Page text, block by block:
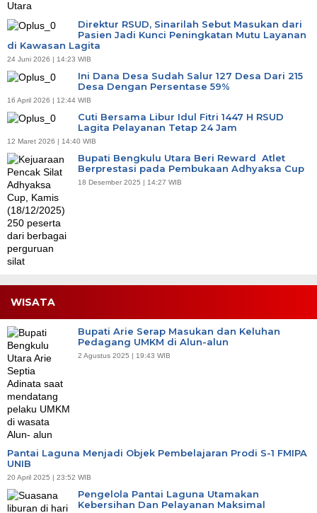
Direktur RSUD, Sinarilah Sebut Masukan dari
Pasien Jadi Kunci Peningkatan Mutu Layanan
di Kawasan Lagita
24 Juni 2026 | 14:23 WIB
Ini Dana Desa Sudah Salur 127 Desa Dari 215
Desa Dengan Persentase 59%
16 April 2026 | 12:44 WIB
Cuti Bersama Libur Idul Fitri 1447 H RSUD
Lagita Pelayanan Tetap 24 Jam
12 Maret 2026 | 14:40 WIB
Bupati Bengkulu Utara Beri Reward Atlet
Berprestasi pada Pembukaan Adhyaksa Cup
18 Desember 2025 | 14:27 WIB
WISATA
Bupati Arie Serap Masukan dan Keluhan
Pedagang UMKM di Alun-alun
2 Agustus 2025 | 19:43 WIB
Pantai Laguna Menjadi Objek Pembelajaran Prodi S-1 FMIPA
UNIB
20 April 2025 | 23:52 WIB
Pengelola Pantai Laguna Utamakan
Kebersihan Dan Pelayanan Maksimal